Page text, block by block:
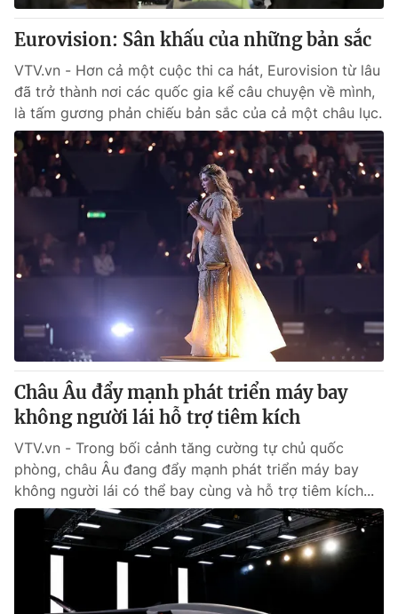
Eurovision: Sân khấu của những bản sắc
VTV.vn - Hơn cả một cuộc thi ca hát, Eurovision từ lâu
đã trở thành nơi các quốc gia kể câu chuyện về mình,
là tấm gương phản chiếu bản sắc của cả một châu lục.
Châu Âu đẩy mạnh phát triển máy bay
không người lái hỗ trợ tiêm kích
VTV.vn - Trong bối cảnh tăng cường tự chủ quốc
phòng, châu Âu đang đẩy mạnh phát triển máy bay
không người lái có thể bay cùng và hỗ trợ tiêm kích...